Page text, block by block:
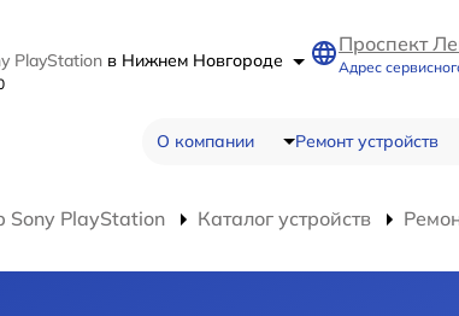
PlayStation в Нижнем Новгороде
Проспект
Адрес
О компании Ремонт устройств
Sony PlayStation Каталог устройств